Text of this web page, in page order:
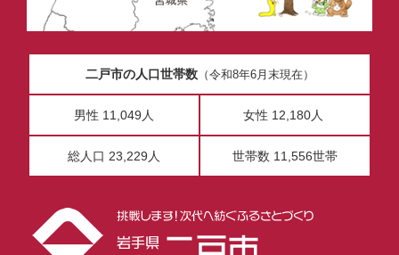
二戸市の人口世帯数（令和8年6月末現在）
男性 11,049人 女性 12,180人
総人口 23,229人 世帯数 11,556世帯